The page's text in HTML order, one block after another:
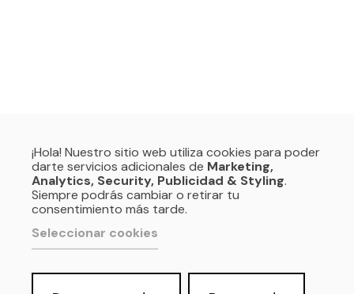
Política de privacidad y Aviso Legal
Accesibilidad web
Derecho de acceso a información
¡Hola! Nuestro sitio web utiliza cookies para poder
darte servicios adicionales de Marketing,
Analytics, Security, Publicidad & Styling.
Siempre podrás cambiar o retirar tu
consentimiento más tarde.
Seleccionar cookies